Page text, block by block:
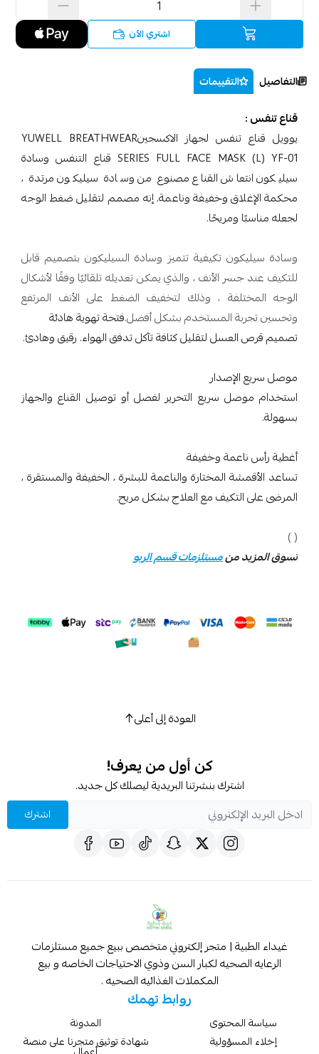
اشتري الآن
التفاصيل التقييمات
قناع تنفس :
يوويل قناع تنفس لجهاز الاكسجينYUWELL BREATHWEAR
SERIES FULL FACE MASK (L) YF-01 قناع التنفس وسادة
سيليكون انتعاش القناع مصنوع من وسادة سيليكون مرتدة ،
محكمة الإغلاق وخفيفة وناعمة. إنه مصمم لتقليل ضغط الوجه
لجعله مناسبًا ومريحًا.
وسادة سيليكون تكيفية تتميز وسادة السيليكون بتصميم قابل
للتكيف عند جسر الأنف ، والذي يمكن تعديله تلقائيًا وفقًا لأشكال
الوجه المختلفة ، وذلك لتخفيف الضغط على الأنف المرتفع
وتحسين تجربة المستخدم بشكل أفضل.فتحة تهوية هادئة
تصميم قرص العسل لتقليل كثافة تآكل تدفق الهواء. رقيق وهادئ.
موصل سريع الإصدار
استخدام موصل سريع التحرير لفصل أو توصيل القناع والجهاز
بسهولة.
أغطية رأس ناعمة وخفيفة
تساعد الأقمشة المختارة والناعمة للبشرة ، الخفيفة والمستقرة ،
المرضى على التكيف مع العلاج بشكل مريح.
(
)
تسوق المزيد منمستلزمات قسم الربو
العودة إلى أعلى
كن أول من يعرف!
اشترك بنشرتنا البريدية ليصلك كل جديد.
اشترك
غيداء الطبية | متجر إلكتروني متخصص ببيع جميع مستلزمات
الرعايه الصحيه لكبار السن وذوي الاحتياجات الخاصه و بيع
المكملات الغذائيه الصحيه .
روابط تهمك
سياسة المحتوى
إخلاء المسؤولية
المدونة
شهادة توثيق متجرنا على منصة